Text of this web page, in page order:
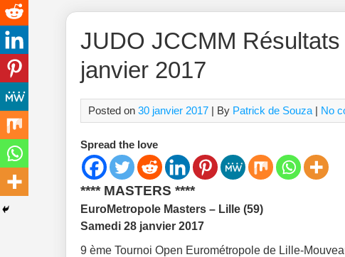
JUDO JCCMM
janvier 2017
Posted on 30 janvier 2017 | By Patrick de Souza | No
Spread the love
**** MASTERS ****
EuroMetropole Masters – Lille (59)
Samedi 28 janvier 2017
9 ème Tournoi Open Eurométropole de Lille-